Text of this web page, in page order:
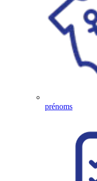
prénoms